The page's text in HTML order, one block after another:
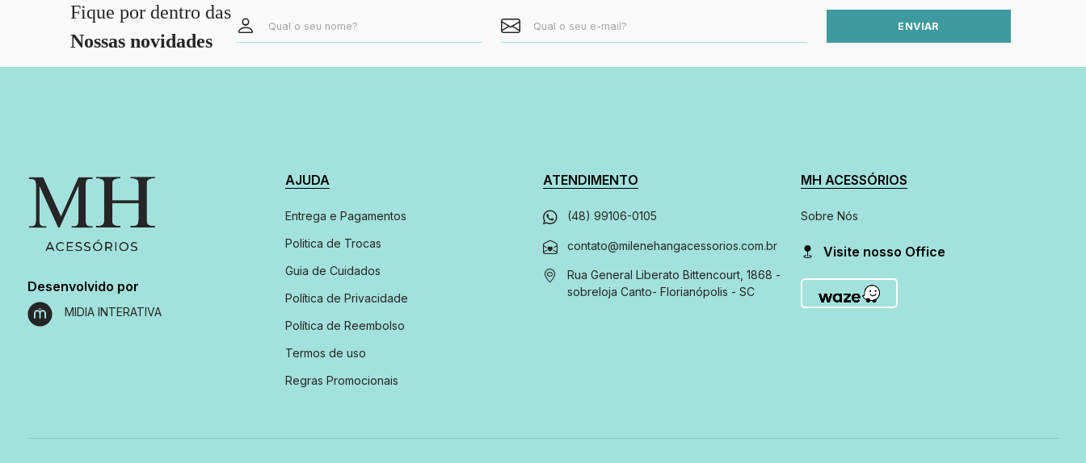
Fique por dentro das
Nossas novidades
ENVIAR
Desenvolvido por
MIDIA INTERATIVA
AJUDA
Entrega e Pagamentos
Politica de Trocas
Guia de Cuidados
Política de Privacidade
Política de Reembolso
Termos de uso
Regras Promocionais
ATENDIMENTO
(48) 99106-0105
contato@milenehangacessorios.com.br
Rua General Liberato Bittencourt, 1868 -
sobreloja Canto- Florianópolis - SC
MH ACESSÓRIOS
Sobre Nós
Visite nosso Office